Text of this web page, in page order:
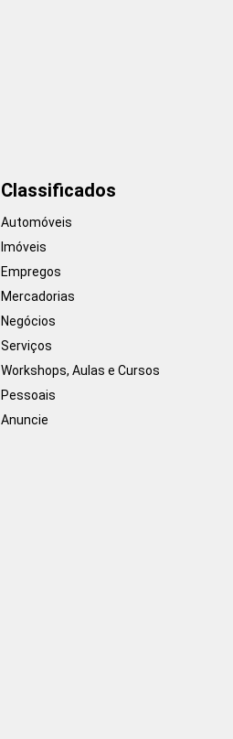
Classificados
Automóveis
Imóveis
Empregos
Mercadorias
Negócios
Serviços
Workshops, Aulas e Cursos
Pessoais
Anuncie